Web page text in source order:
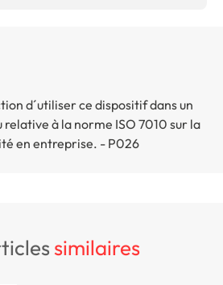
d´utiliser ce dispositif dans un
à la norme ISO 7010 sur la
en entreprise. - P026
similaires